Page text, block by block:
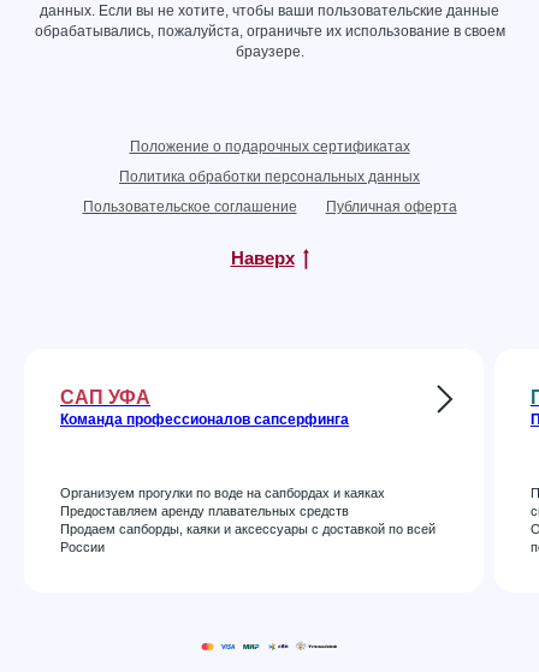
данных. Если вы не хотите, чтобы ваши пользовательские данные
обрабатывались, пожалуйста, ограничьте их использование в своем
браузере.
Положение о подарочных сертификатах
Политика обработки персональных данных
Пользовательское соглашение
Публичная оферта
Наверх
САП УФА
Команда профессионалов сапсерфинга
Организуем прогулки по воде на сапбордах и каяках
Предоставляем аренду плавательных средств
Продаем сапборды, каяки и аксессуары с доставкой по всей
России